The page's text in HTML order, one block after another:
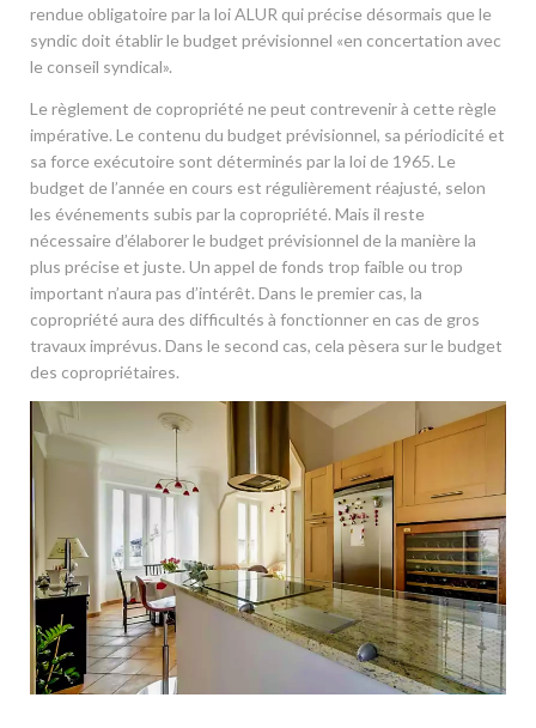
rendue obligatoire par la loi ALUR qui précise désormais que le
syndic doit établir le budget prévisionnel «en concertation avec
le conseil syndical».
Le règlement de copropriété ne peut contrevenir à cette règle
impérative. Le contenu du budget prévisionnel, sa périodicité et
sa force exécutoire sont déterminés par la loi de 1965. Le
budget de l’année en cours est régulièrement réajusté, selon
les événements subis par la copropriété. Mais il reste
nécessaire d’élaborer le budget prévisionnel de la manière la
plus précise et juste. Un appel de fonds trop faible ou trop
important n’aura pas d’intérêt. Dans le premier cas, la
copropriété aura des difficultés à fonctionner en cas de gros
travaux imprévus. Dans le second cas, cela pèsera sur le budget
des copropriétaires.